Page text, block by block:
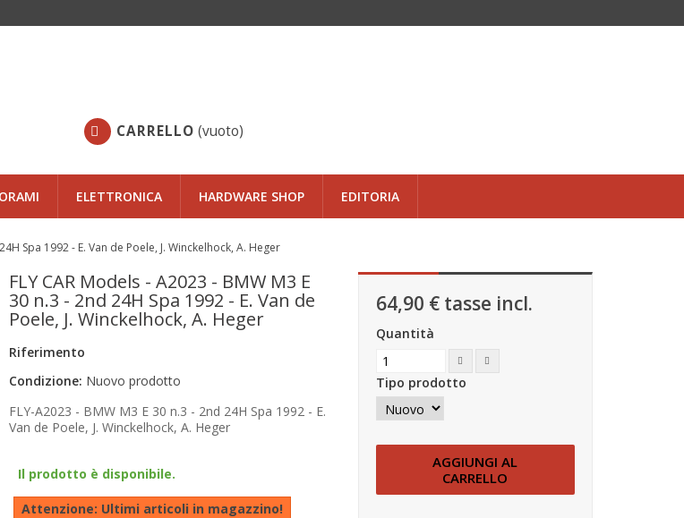
CARRELLO (vuoto)
ELETTRONICA HARDWARE SHOP EDITORIA
Spa 1992 - E. Van de Poele, J. Winckelhock, A. Heger
FLY CAR Models - A2023 - BMW M3 E
30 n.3 - 2nd 24H Spa 1992 - E. Van de
Poele, J. Winckelhock, A. Heger
Riferimento
Condizione: Nuovo prodotto
FLY-A2023 - BMW M3 E 30 n.3 - 2nd 24H Spa 1992 - E.
Van de Poele, J. Winckelhock, A. Heger
Il prodotto è disponibile.
Attenzione: Ultimi articoli in magazzino!
64,90 €tasse incl.
Quantità
Tipo prodotto
AGGIUNGI AL
CARRELLO